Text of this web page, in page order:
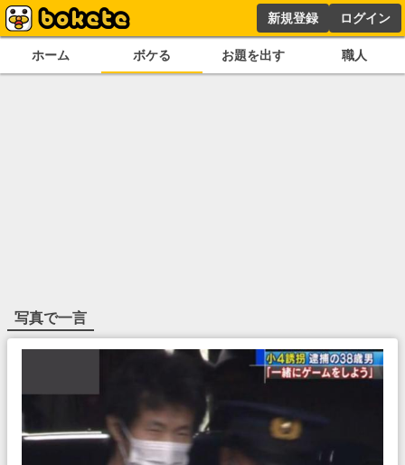
新規登録 ログイン
ホーム ボケる お題を出す 職人
写真で一言